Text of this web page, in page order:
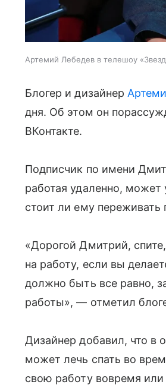
Артемий Лебедев в телешоу
Блогер и дизайнер
дня. Об этом он
ВКонтакте.
Подписчик по имени
работая удаленно, может
стоит ли ему переживать
«Дорогой Дмитрий,
на работу, если вы
должно быть все равно,
работы», — отметил
Дизайнер добавил, что в
может лечь спать во
свою работу вовремя